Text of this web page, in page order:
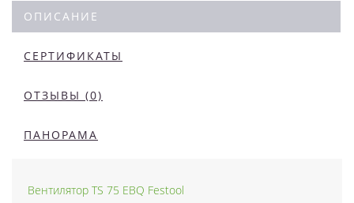
ОПИСАНИЕ
СЕРТИФИКАТЫ
ОТЗЫВЫ (0)
ПАНОРАМА
Вентилятор TS 75 EBQ Festool